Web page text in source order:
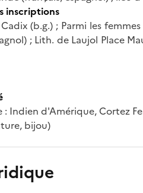
inscriptions
(b.g.) ; Parmi les
; Lith. de Laujol Place
: Indien d'Amérique, Cortez
bijou)